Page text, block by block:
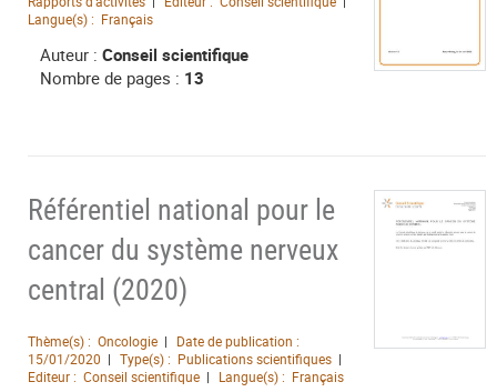
Langue(s) : Français
Auteur : Conseil scientifique
Nombre de pages : 13
Référentiel national pour le
cancer du système nerveux
central (2020)
Thème(s) : Oncologie
Date de publication :
15/01/2020
Type(s) : Publications scientifiques
Editeur : Conseil scientifique Langue(s) : Français